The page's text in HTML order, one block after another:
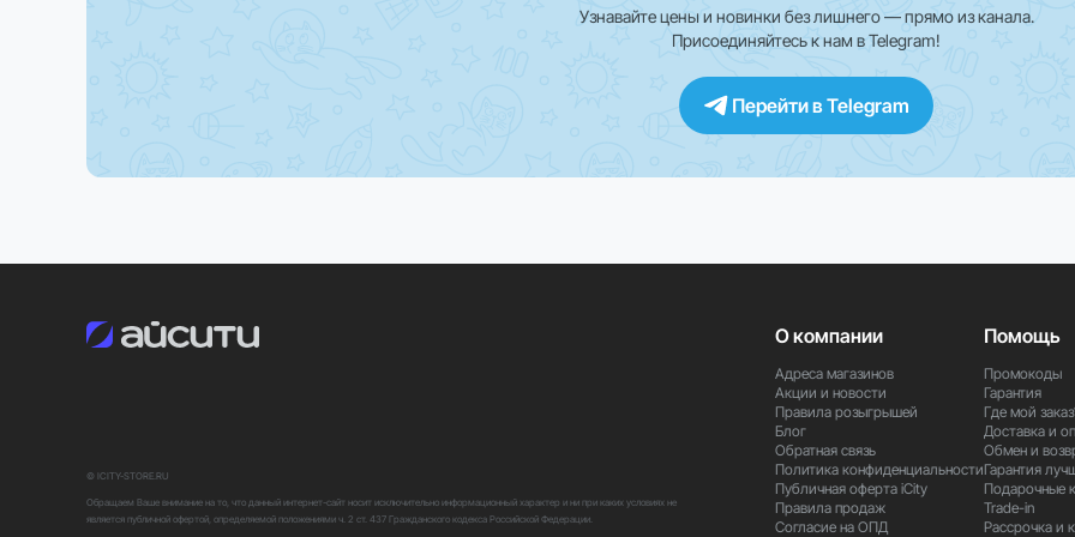
В зависимости от региона поставки некоторые функции и приложения могут быть ограничены. Для уточнения
Узнавайте цены и новинки без лишнего — прямо из канала.
Присоединяйтесь к нам в Telegram!
Перейти в Telegram
© ICITY-STORE.RU
Обращаем Ваше внимание на то, что данный интернет-сайт носит исключительно информационный характер и ни при каких условиях не
является публичной офертой, определяемой положениями ч. 2 ст. 437 Гражданского кодекса Российской Федерации.
О компании
Адреса магазинов
Акции и новости
Правила розыгрышей
Блог
Обратная связь
Политика конфиденциальности
Публичная оферта iCity
Правила продаж
Согласие на ОПД
Помощь
Промокоды
Гарантия
Где мой
Доставка и
Обмен и
Гарантия
Подарочные
Trade-in
Рассрочка и